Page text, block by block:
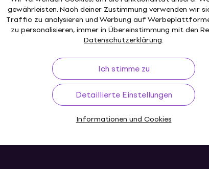
gewährleisten. Nach deiner Zustimmung verwenden wir
Traffic zu analysieren und Werbung auf
zu personalisieren, immer in Übereinstimmung mit den
Datenschutzerklärung.
Ich stimme zu
Detaillierte Einstellungen
Informationen und Cookies
Drahtloses System
1/5
Fr 56.40Fr 57.90
Bestpreisgarantie Über 3